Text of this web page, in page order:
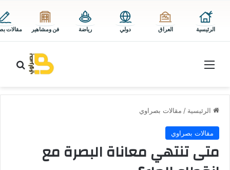
الرئيسية العراق دولي رياضة فن ومشاهير مقالات
القائمة
الرئيسية / مقالات بصراوي
مقالات بصراوي
متى تنتهي معاناة البصرة مع